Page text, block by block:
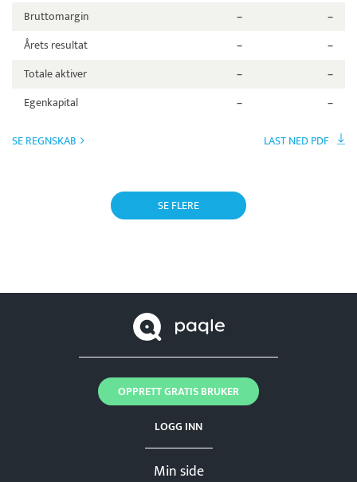
Bruttomargin –
–
Årets resultat
–
–
Totale aktiver
–
–
Egenkapital
– –
SE REGNSKAB LAST NED PDF
SE FLERE
Min side
LOGG INN
OPPRETT GRATIS BRUKER